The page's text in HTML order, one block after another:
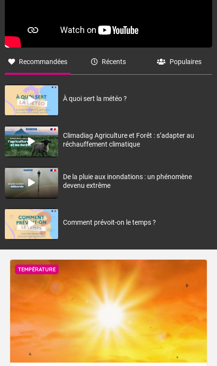
Recommandées Récents Populaires
À quoi sert la météo ?
Climadiag Agriculture et Forêt : s’adapter au
réchauffement climatique
De la pluie aux inondations : un phénomène
devenu extrême
Comment prévoit-on le temps ?
TEMPÉRATURE